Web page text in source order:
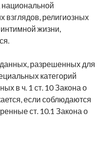
взглядов, религиозных
жизни,
разрешенных для
категорий
в ч. 1 ст. 10 Закона о
если соблюдаются
ст. 10.1 Закона о